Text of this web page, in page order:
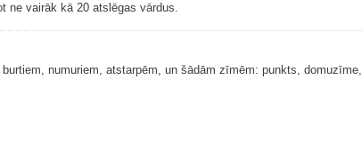
ne vairāk kā 20 atslēgas vārdus.
numuriem, atstarpēm, un šādām zīmēm: punkts, domuzīme,